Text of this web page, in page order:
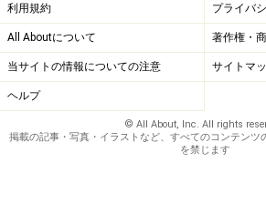
利用規約 プライバ
All Aboutについて 著作権・
当サイトの情報についての注意 サイトマ
ヘルプ
© All About, Inc. All rights
掲載の記事・写真・イラストなど、すべてのコンテンツ
を禁じます